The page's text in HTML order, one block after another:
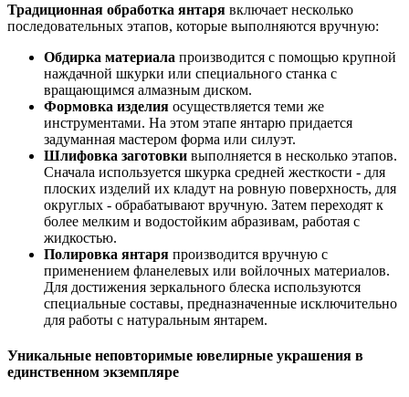
Традиционная обработка янтаря включает несколько
последовательных этапов, которые выполняются вручную:
Обдирка материала производится с помощью крупной
наждачной шкурки или специального станка с
вращающимся алмазным диском.
Формовка изделия осуществляется теми же
инструментами. На этом этапе янтарю придается
задуманная мастером форма или силуэт.
Шлифовка заготовки выполняется в несколько этапов.
Сначала используется шкурка средней жесткости - для
плоских изделий их кладут на ровную поверхность, для
округлых - обрабатывают вручную. Затем переходят к
более мелким и водостойким абразивам, работая с
жидкостью.
Полировка янтаря производится вручную с
применением фланелевых или войлочных материалов.
Для достижения зеркального блеска используются
специальные составы, предназначенные исключительно
для работы с натуральным янтарем.
Уникальные неповторимые ювелирные украшения в
единственном экземпляре